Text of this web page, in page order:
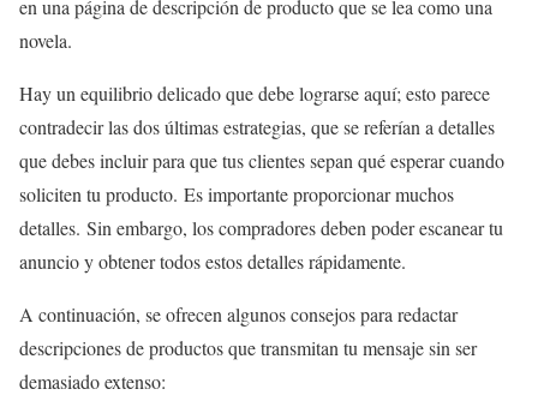
en una página de descripción de producto que se lea como una
novela.
Hay un equilibrio delicado que debe lograrse aquí; esto parece
contradecir las dos últimas estrategias, que se referían a detalles
que debes incluir para que tus clientes sepan qué esperar cuando
soliciten tu producto. Es importante proporcionar muchos
detalles. Sin embargo, los compradores deben poder escanear tu
anuncio y obtener todos estos detalles rápidamente.
A continuación, se ofrecen algunos consejos para redactar
descripciones de productos que transmitan tu mensaje sin ser
demasiado extenso: